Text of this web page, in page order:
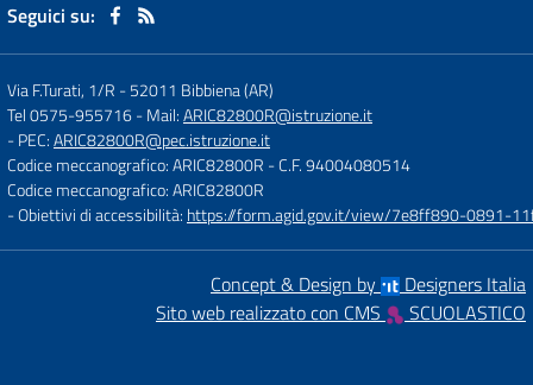
Seguici su:
Via F.Turati, 1/R -52011 Bibbiena (AR)
Tel 0575-955716- Mail:ARIC82800R@istruzione.it
- PEC:ARIC82800R@pec.istruzione.it
Codice meccanografico: ARIC82800R - C.F. 94004080514
Codice meccanografico: ARIC82800R
- Obiettivi di accessibilità: https://form.agid.gov.it/view/7e8ff890-0891-
Concept & Design by
Designers Italia
Sito web realizzato con CMS
SCUOLASTICO